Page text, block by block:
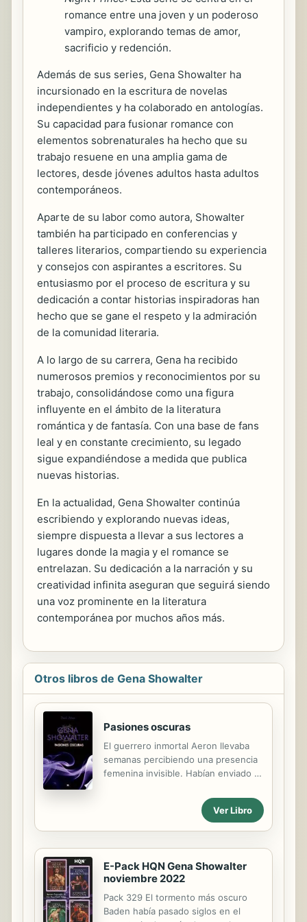
romance entre una joven y un poderoso
vampiro, explorando temas de amor,
sacrificio y redención.
Además de sus series, Gena Showalter ha
incursionado en la escritura de novelas
independientes y ha colaborado en antologías.
Su capacidad para fusionar romance con
elementos sobrenaturales ha hecho que su
trabajo resuene en una amplia gama de
lectores, desde jóvenes adultos hasta adultos
contemporáneos.
Aparte de su labor como autora, Showalter
también ha participado en conferencias y
talleres literarios, compartiendo su experiencia
y consejos con aspirantes a escritores. Su
entusiasmo por el proceso de escritura y su
dedicación a contar historias inspiradoras han
hecho que se gane el respeto y la admiración
de la comunidad literaria.
A lo largo de su carrera, Gena ha recibido
numerosos premios y reconocimientos por su
trabajo, consolidándose como una figura
influyente en el ámbito de la literatura
romántica y de fantasía. Con una base de fans
leal y en constante crecimiento, su legado
sigue expandiéndose a medida que publica
nuevas historias.
En la actualidad, Gena Showalter continúa
escribiendo y explorando nuevas ideas,
siempre dispuesta a llevar a sus lectores a
lugares donde la magia y el romance se
entrelazan. Su dedicación a la narración y su
creatividad infinita aseguran que seguirá siendo
una voz prominente en la literatura
contemporánea por muchos años más.
Otros libros de Gena Showalter
Pasiones oscuras
El guerrero inmortal Aeron llevaba
semanas percibiendo una presencia
femenina invisible. Habían enviado a
matarlo. Olivia dijo que había caído
del cielo y renunciado a la
pondría a todos en peligro. ¿Cómo
se las había arreglado esa "mortal"
de grandes ojos azules para desatar
la pasión más oscura de Aeron?
Ver Libro
E-Pack HQN Gena Showalter
noviembre 2022
Pack 329 El tormento más oscuro
Baden había pasado siglos en el